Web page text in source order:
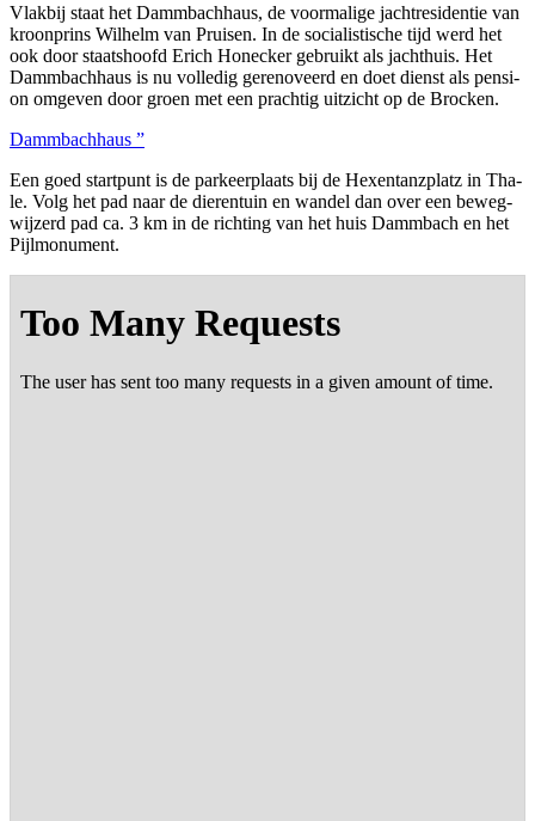
Vlak­bij staat het Damm­bach­haus, de voor­ma­li­ge jacht­re­si­den­tie van
kroon­prins Wil­helm van Prui­sen. In de soci­a­lis­ti­sche tijd werd het
ook door staats­hoofd Erich Honec­ker gebruikt als jacht­huis. Het
Damm­bach­haus is nu vol­le­dig gere­no­veerd en doet dienst als pen­si­
on omge­ven door groen met een prach­tig uit­zicht op de Brocken.
Damm­bach­haus ”
Een goed start­punt is de par­keer­plaats bij de Hexen­tanz­platz in Tha­
le. Volg het pad naar de die­ren­tuin en wan­del dan over een beweg­
wij­zerd pad ca. 3 km in de rich­ting van het huis Damm­bach en het
Pijlmonument.